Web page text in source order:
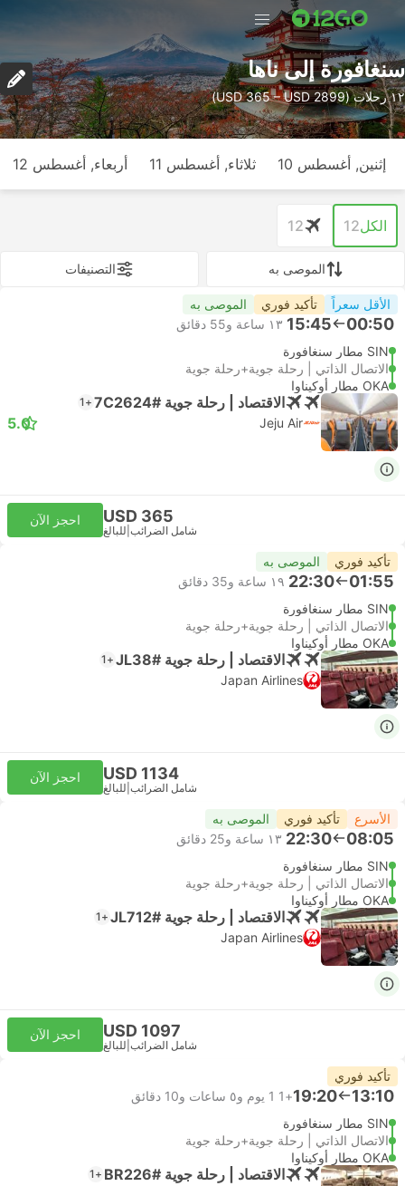
سنغافورة إلى ناها
١٢ رحلات (USD 365 – USD 2899)
إثنين, أغسطس 10 ثلاثاء, أغسطس 11 أربعاء, أغسطس 12
الكل12
12
الموصى به التصنيفات
الأقل سعراً تأكيد فوري الموصى به
00:50
15:45 ١٣ ساعة و‫55 دقائق
SIN مطار سنغافورة
الاتصال الذاتي | رحلة جوية+رحلة جوية
OKA مطار أوكيناوا
الاقتصاد | رحلة جوية #7C2624 +1
Jeju Air
5.0
USD 365
شامل الضرائب للبالغ
احجز الآن
تأكيد فوري الموصى به
01:55
22:30 ١٩ ساعة و‫35 دقائق
SIN مطار سنغافورة
الاتصال الذاتي | رحلة جوية+رحلة جوية
OKA مطار أوكيناوا
الاقتصاد | رحلة جوية #JL38 +1
Japan Airlines
USD 1134
شامل الضرائب للبالغ
احجز الآن
الأسرع تأكيد فوري الموصى به
08:05
22:30 ١٣ ساعة و‫25 دقائق
SIN مطار سنغافورة
الاتصال الذاتي | رحلة جوية+رحلة جوية
OKA مطار أوكيناوا
الاقتصاد | رحلة جوية #JL712 +1
Japan Airlines
USD 1097
شامل الضرائب للبالغ
احجز الآن
تأكيد فوري
13:10
19:20
+1
1 يوم و٥ ساعات و‫10 دقائق
SIN مطار سنغافورة
الاتصال الذاتي | رحلة جوية+رحلة جوية
OKA مطار أوكيناوا
الاقتصاد | رحلة جوية #BR226 +1